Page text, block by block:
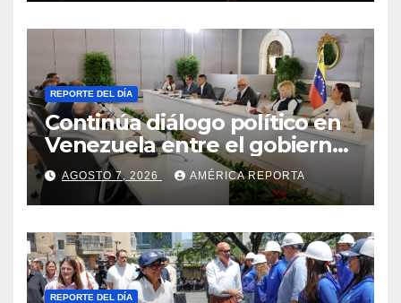
REPORTE DEL DÍA
Continúa diálogo político en
Venezuela entre el gobierno
y la oposición
AGOSTO 7, 2026 AMÉRICA REPORTA
REPORTE DEL DÍA